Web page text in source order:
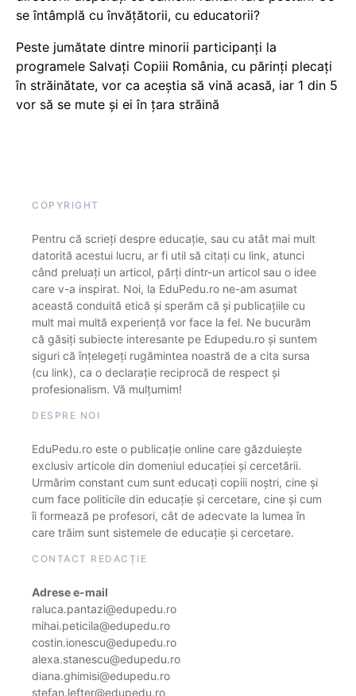
se întâmplă cu învățătorii, cu educatorii?
Peste jumătate dintre minorii participanți la
programele Salvați Copiii România, cu părinți plecați
în străinătate, vor ca aceștia să vină acasă, iar 1 din 5
vor să se mute și ei în țara străină
COPYRIGHT
Pentru că scrieți despre educație, sau cu atât mai mult
datorită acestui lucru, ar fi util să citați cu link, atunci
când preluați un articol, părți dintr-un articol sau o idee
care v-a inspirat. Noi, la EduPedu.ro ne-am asumat
această conduită etică și sperăm că și publicațiile cu
mult mai multă experiență vor face la fel. Ne bucurăm
că găsiți subiecte interesante pe Edupedu.ro și suntem
siguri că înțelegeți rugămintea noastră de a cita sursa
(cu link), ca o declarație reciprocă de respect și
profesionalism. Vă mulțumim!
DESPRE NOI
EduPedu.ro este o publicație online care găzduiește
exclusiv articole din domeniul educației și cercetării.
Urmărim constant cum sunt educați copiii noștri, cine și
cum face politicile din educație și cercetare, cine și cum
îi formează pe profesori, cât de adecvate la lumea în
care trăim sunt sistemele de educație și cercetare.
CONTACT REDACȚIE
Adrese e-mail
raluca.pantazi@edupedu.ro
mihai.peticila@edupedu.ro
costin.ionescu@edupedu.ro
alexa.stanescu@edupedu.ro
diana.ghimisi@edupedu.ro
stefan.lefter@edupedu.ro